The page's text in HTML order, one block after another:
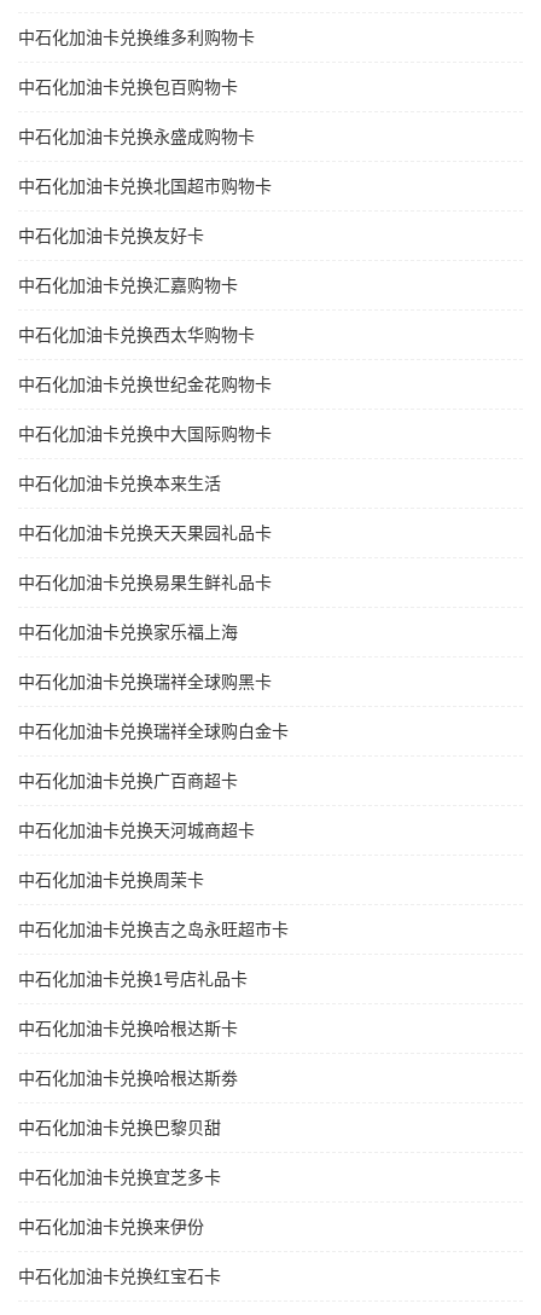
中石化加油卡兑换维多利购物卡
中石化加油卡兑换包百购物卡
中石化加油卡兑换永盛成购物卡
中石化加油卡兑换北国超市购物卡
中石化加油卡兑换友好卡
中石化加油卡兑换汇嘉购物卡
中石化加油卡兑换西太华购物卡
中石化加油卡兑换世纪金花购物卡
中石化加油卡兑换中大国际购物卡
中石化加油卡兑换本来生活
中石化加油卡兑换天天果园礼品卡
中石化加油卡兑换易果生鲜礼品卡
中石化加油卡兑换家乐福上海
中石化加油卡兑换瑞祥全球购黑卡
中石化加油卡兑换瑞祥全球购白金卡
中石化加油卡兑换广百商超卡
中石化加油卡兑换天河城商超卡
中石化加油卡兑换周茉卡
中石化加油卡兑换吉之岛永旺超市卡
中石化加油卡兑换1号店礼品卡
中石化加油卡兑换哈根达斯卡
中石化加油卡兑换哈根达斯劵
中石化加油卡兑换巴黎贝甜
中石化加油卡兑换宜芝多卡
中石化加油卡兑换来伊份
中石化加油卡兑换红宝石卡